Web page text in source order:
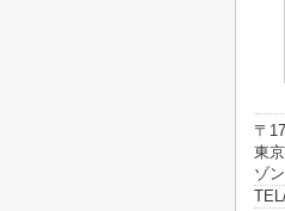
〒
東
ゾ